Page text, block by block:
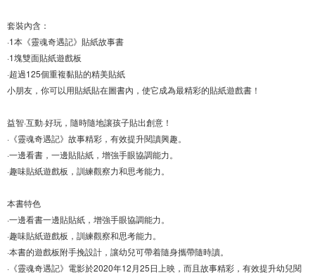
套裝內含：
·1本《靈魂奇遇記》貼紙故事書
·1塊雙面貼紙遊戲板
·超過125個重複黏貼的精美貼紙
小朋友，你可以用貼紙貼在圖書內，使它成為最精彩的貼紙遊戲書！
益智·互動·好玩，隨時隨地讓孩子貼出創意！
·《靈魂奇遇記》故事精彩，有效提升閱讀興趣。
·一邊看書，一邊貼貼紙，增強手眼協調能力。
·趣味貼紙遊戲板，訓練觀察力和思考能力。
本書特色
·一邊看書一邊貼貼紙，增強手眼協調能力。
·趣味貼紙遊戲板，訓練觀察和思考能力。
·本書的遊戲板附手挽設計，讓幼兒可帶着隨身攜帶隨時讀。
·《靈魂奇遇記》電影於2020年12月25日上映，而且故事精彩，有效提升幼兒閱